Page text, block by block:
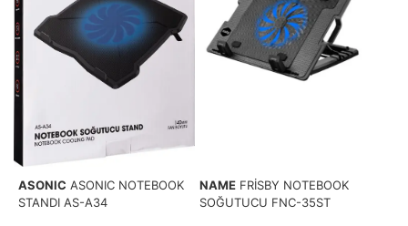
ASONIC ASONIC NOTEBOOK
STANDI AS-A34
NAME FRİSBY NOTEBOOK
SOĞUTUCU FNC-35ST